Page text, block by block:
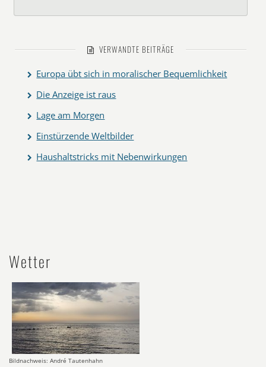
VERWANDTE BEITRÄGE
Europa übt sich in moralischer Bequemlichkeit
Die Anzeige ist raus
Lage am Morgen
Einstürzende Weltbilder
Haushaltstricks mit Nebenwirkungen
Wetter
Bildnachweis: André Tautenhahn